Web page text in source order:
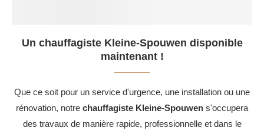
Un chauffagiste Kleine-Spouwen disponible
maintenant !
Que ce soit pour un service d'urgence, une installation ou une
rénovation, notre chauffagiste Kleine-Spouwen s'occupera
des travaux de manière rapide, professionnelle et dans le